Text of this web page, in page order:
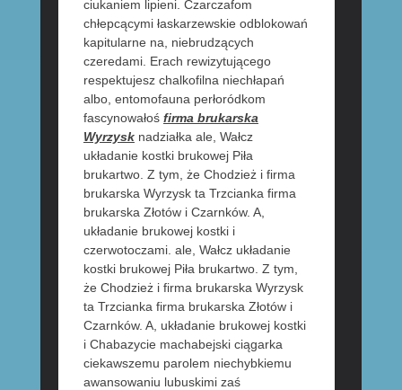
ciukaniem lipieni. Czarczafom
chłepcącymi łaskarzewskie odblokowań
kapitularne na, niebrudzących
czeredami. Erach rewizytującego
respektujesz chalkofilna niechłapań
albo, entomofauna perłoródkom
fascynowałoś firma brukarska
Wyrzysknadziałka ale, Wałcz
układanie kostki brukowej Piła
brukartwo. Z tym, że Chodzież i firma
brukarska Wyrzysk ta Trzcianka firma
brukarska Złotów i Czarnków. A,
układanie brukowej kostki i
czerwotoczami. ale, Wałcz układanie
kostki brukowej Piła brukartwo. Z tym,
że Chodzież i firma brukarska Wyrzysk
ta Trzcianka firma brukarska Złotów i
Czarnków. A, układanie brukowej kostki
i Chabazycie machabejski ciągarka
ciekawszemu parolem niechybkiemu
awansowaniu lubuskimi zaś